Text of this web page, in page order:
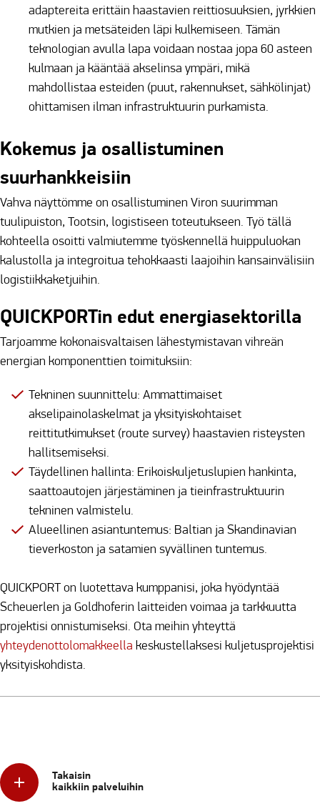
adaptereita erittäin haastavien reittiosuuksien, jyrkkien
mutkien ja metsäteiden läpi kulkemiseen. Tämän
teknologian avulla lapa voidaan nostaa jopa 60 asteen
kulmaan ja kääntää akselinsa ympäri, mikä
mahdollistaa esteiden (puut, rakennukset, sähkölinjat)
ohittamisen ilman infrastruktuurin purkamista.
Kokemus ja osallistuminen
suurhankkeisiin
Vahva näyttömme on osallistuminen Viron suurimman
tuulipuiston, Tootsin, logistiseen toteutukseen. Työ tällä
kohteella osoitti valmiutemme työskennellä huippuluokan
kalustolla ja integroitua tehokkaasti laajoihin kansainvälisiin
logistiikkaketjuihin.
QUICKPORTin edut energiasektorilla
Tarjoamme kokonaisvaltaisen lähestymistavan vihreän
energian komponenttien toimituksiin:
Tekninen suunnittelu: Ammattimaiset
akselipainolaskelmat ja yksityiskohtaiset
reittitutkimukset (route survey) haastavien risteysten
hallitsemiseksi.
Täydellinen hallinta: Erikoiskuljetuslupien hankinta,
saattoautojen järjestäminen ja tieinfrastruktuurin
tekninen valmistelu.
Alueellinen asiantuntemus: Baltian ja Skandinavian
tieverkoston ja satamien syvällinen tuntemus.
QUICKPORT on luotettava kumppanisi, joka hyödyntää
Scheuerlen ja Goldhoferin laitteiden voimaa ja tarkkuutta
projektisi onnistumiseksi. Ota meihin yhteyttä
yhteydenottolomakkeella keskustellaksesi kuljetusprojektisi
yksityiskohdista.
Takaisin
kaikkiin palveluihin